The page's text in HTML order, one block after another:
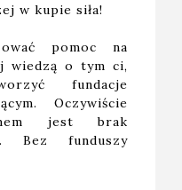
w kupie siła!
pomoc na
wiedzą o tym ci,
fundacje
Oczywiście
jest brak
Bez funduszy